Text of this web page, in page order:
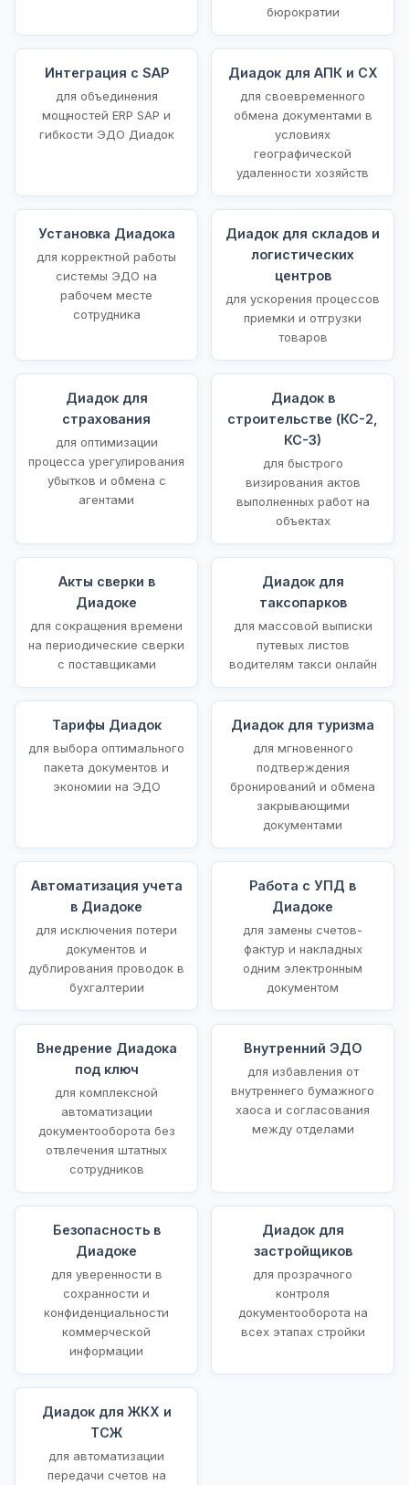
бюрократии
Интеграция с SAP
для объединения
мощностей ERP SAP и
гибкости ЭДО Диадок
Диадок для АПК и СХ
для своевременного
обмена документами в
условиях
географической
удаленности хозяйств
Установка Диадока
для корректной работы
системы ЭДО на
рабочем месте
сотрудника
Диадок для складов и
логистических
центров
для ускорения процессов
приемки и отгрузки
товаров
Диадок для
страхования
для оптимизации
процесса урегулирования
убытков и обмена с
агентами
Диадок в
строительстве (КС-2,
КС-3)
для быстрого
визирования актов
выполненных работ на
объектах
Акты сверки в
Диадоке
для сокращения времени
на периодические сверки
с поставщиками
Диадок для
таксопарков
для массовой выписки
путевых листов
водителям такси онлайн
Тарифы Диадок
для выбора оптимального
пакета документов и
экономии на ЭДО
Диадок для туризма
для мгновенного
подтверждения
бронирований и обмена
закрывающими
документами
Автоматизация учета
в Диадоке
для исключения потери
документов и
дублирования проводок в
бухгалтерии
Работа с УПД в
Диадоке
для замены счетов-
фактур и накладных
одним электронным
документом
Внедрение Диадока
под ключ
для комплексной
автоматизации
документооборота без
отвлечения штатных
сотрудников
Внутренний ЭДО
для избавления от
внутреннего бумажного
хаоса и согласования
между отделами
Безопасность в
Диадоке
для уверенности в
сохранности и
конфиденциальности
коммерческой
информации
Диадок для
застройщиков
для прозрачного
контроля
документооборота на
всех этапах стройки
Диадок для ЖКХ и
ТСЖ
для автоматизации
передачи счетов на